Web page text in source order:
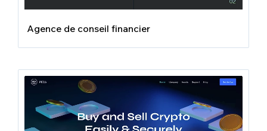
Agence de conseil financier